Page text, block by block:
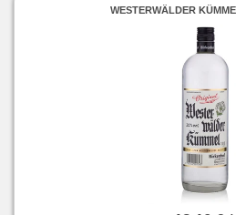
WESTERWÄLDER